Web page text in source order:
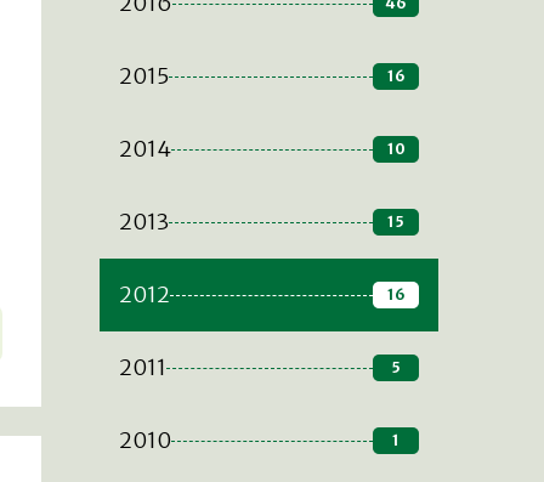
2015 16
2014 10
2013 15
2012 16
2011 5
2010 1